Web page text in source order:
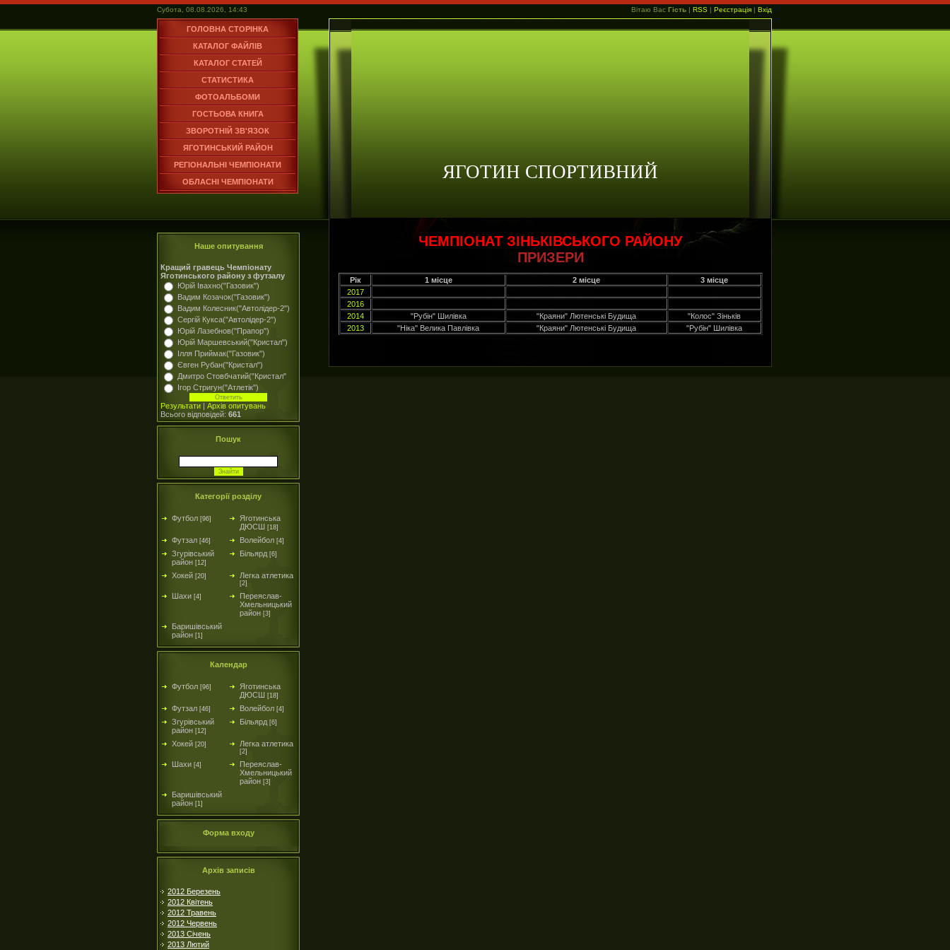
Субота, 08.08.2026, 14:43 Вітаю Вас Гість | RSS | Реєстрація | Вхід
ГОЛОВНА СТОРІНКА
КАТАЛОГ ФАЙЛІВ
КАТАЛОГ СТАТЕЙ
СТАТИСТИКА
ФОТОАЛЬБОМИ
ГОСТЬОВА КНИГА
ЗВОРОТНІЙ ЗВ'ЯЗОК
ЯГОТИНСЬКИЙ РАЙОН
РЕГІОНАЛЬНІ ЧЕМПІОНАТИ
ОБЛАСНІ ЧЕМПІОНАТИ
ЯГОТИН СПОРТИВНИЙ
Наше опитування
Кращий гравець Чемпіонату
Яготинського району з футзалу
Юрій Івахно("Газовик")
Вадим Козачок("Газовик")
Вадим Колесник("Автолідер-2")
Сергій Кукса("Автолідер-2")
Юрій Лазебнов("Прапор")
Юрій Маршевський("Кристал")
Ілля Приймак("Газовик")
Євген Рубан("Кристал")
Дмитро Стовбчатий("Кристал"
Ігор Стригун("Атлетік")
Результати | Архів опитувань
Всього відповідей: 661
Пошук
Категорії розділу
Футбол [96]
Яготинська
ДЮСШ [18]
Футзал [46] Волейбол [4]
Згурівський
район [12]
Більярд [6]
Хокей [20] Легка атлетика
[2]
Шахи [4]
Переяслав-
Хмельницький
район [3]
Баришівський
район [1]
Календар
Футбол [96]
Яготинська
ДЮСШ [18]
Футзал [46] Волейбол [4]
Згурівський
район [12]
Більярд [6]
Хокей [20] Легка атлетика
[2]
Шахи [4]
Переяслав-
Хмельницький
район [3]
Баришівський
район [1]
Форма входу
Архів записів
2012 Березень
2012 Квітень
2012 Травень
2012 Червень
2013 Січень
2013 Лютий
ЧЕМПІОНАТ ЗІНЬКІВСЬКОГО РАЙОНУ
ПРИЗЕРИ
Рік 1 місце 2 місце
3 місце
2017
2016
2014
"Рубін" Шилівка "Краяни" Лютенські Будища
"Колос" Зіньків
2013
"Ніка" Велика Павлівка "Краяни" Лютенські Будища "Рубін" Шилівка